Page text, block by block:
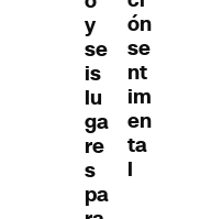
y
se
is
lu
ga
re
s
pa
ón
se
nt
im
en
ta
l